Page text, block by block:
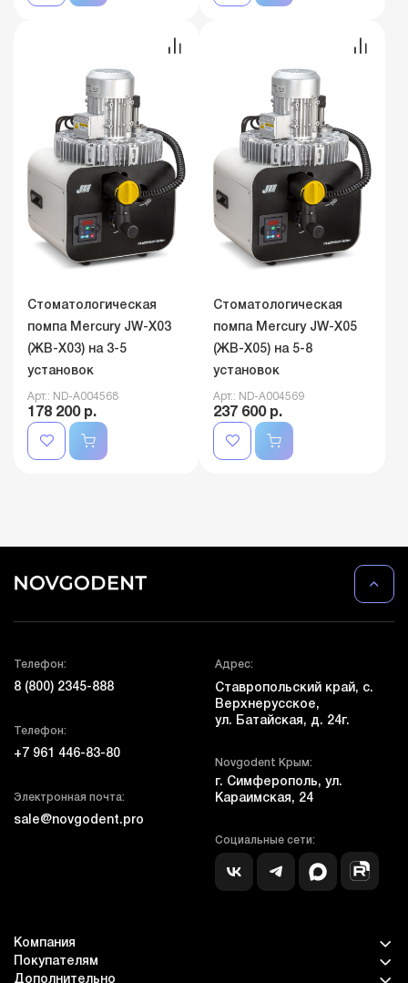
Стоматологическая
помпа Mercury JW-X03
(ЖВ-Х03) на 3-5
установок
Арт.: ND-A004568
178 200 р.
Стоматологическая
помпа Mercury JW-X05
(ЖВ-Х05) на 5-8
установок
Арт.: ND-A004569
237 600 р.
Телефон:
8 (800) 2345-888
Телефон:
+7 961 446-83-80
Электронная почта:
sale@novgodent.pro
Адрес:
Ставропольский край, с.
Верхнерусское,
ул. Батайская, д. 24г.
Novgodent Крым:
г. Симферополь, ул.
Караимская, 24
Социальные сети:
Компания
Покупателям
Дополнительно